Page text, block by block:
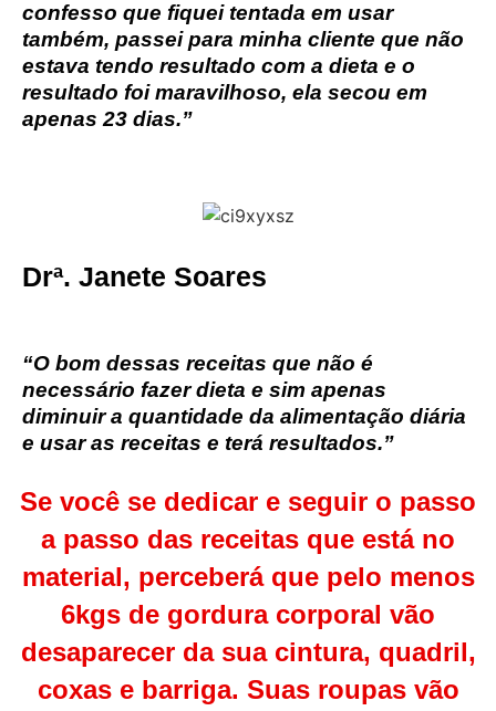
confesso que fiquei tentada em usar
também, passei para minha cliente que não
estava tendo resultado com a dieta e o
resultado foi maravilhoso, ela secou em
apenas 23 dias.”
Drª. Janete Soares
“O bom dessas receitas que não é
necessário fazer dieta e sim apenas
diminuir a quantidade da alimentação diária
e usar as receitas e terá resultados.”
Se você se dedicar e seguir o passo
a passo das receitas que está no
material, perceberá que pelo menos
6kgs de gordura corporal vão
desaparecer da sua cintura, quadril,
coxas e barriga. Suas roupas vão